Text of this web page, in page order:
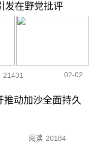
发在野党批评
21431 02-02
推动加沙全面持久
阅读 20184